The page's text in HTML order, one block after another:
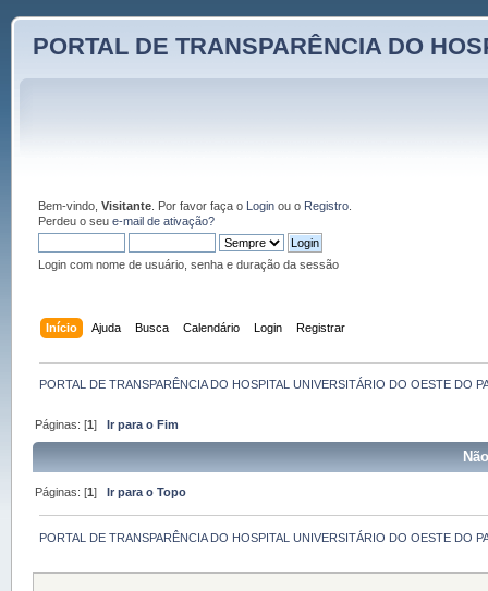
PORTAL DE TRANSPARÊNCIA DO
Bem-vindo, Visitante. Por favor faça o Loginou o Registro.
Perdeu o seu e-mail de ativação?
Login com nome de usuário, senha e duração da sessão
Início Ajuda Busca Calendário Login Registrar
PORTAL DE TRANSPARÊNCIA DO HOSPITAL UNIVERSITÁRIO DO OESTE DO
Páginas: [1]Ir para o Fim
Páginas: [1]Ir para o Topo
PORTAL DE TRANSPARÊNCIA DO HOSPITAL UNIVERSITÁRIO DO OESTE DO